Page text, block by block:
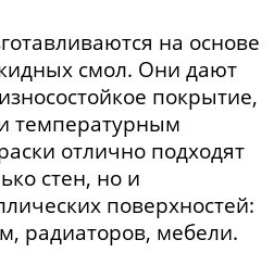
на основе
смол. Они дают
покрытие,
температурным
отлично подходят
стен, но и
поверхностей:
радиаторов, мебели.